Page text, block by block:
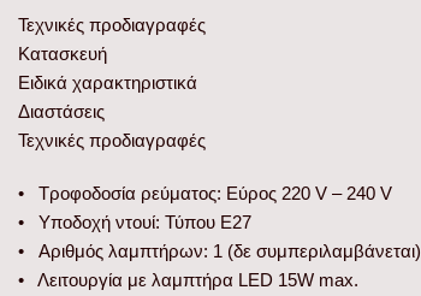
Τεχνικές προδιαγραφές
Κατασκευή
Ειδικά χαρακτηριστικά
Διαστάσεις
Τεχνικές προδιαγραφές
• Τροφοδοσία ρεύματος: Εύρος 220 V – 240 V
• Υποδοχή ντουί: Τύπου E27
• Αριθμός λαμπτήρων: 1 (δε συμπεριλαμβάνεται)
• Λειτουργία με λαμπτήρα LED 15W max.